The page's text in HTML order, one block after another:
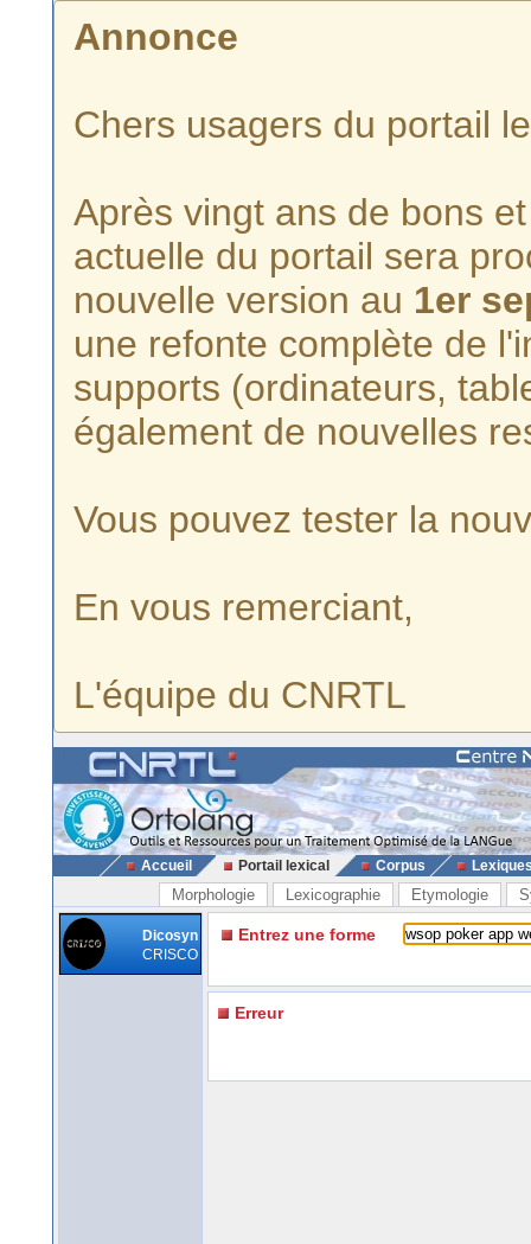
Annonce
Chers usagers du portail
Après vingt ans de bons
actuelle du portail sera
nouvelle version au 1er
une refonte complète de
supports (ordinateurs,
également de nouvelles
Vous pouvez tester la
En vous remerciant,
L'équipe du CNRTL
Accueil Portail lexical Corpus
Morphologie Lexicographie Etymologie
Dicosyn
CRISCO
Entrez une forme
Erreur